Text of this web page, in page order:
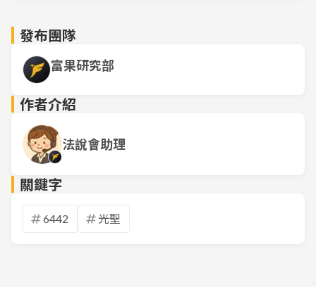
發布團隊
富果研究部
作者介紹
法說會助理
關鍵字
6442 光聖